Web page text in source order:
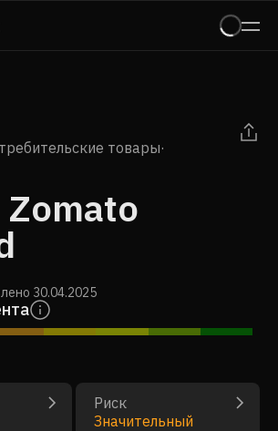
товары·
30.04.2025
Риск
Значительный